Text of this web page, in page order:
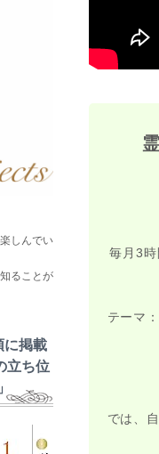
毎月3
テーマ
では、
しんでい
ることが
掲載
立ち位